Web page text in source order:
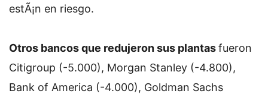
estÃ¡n en riesgo.
Otros bancos que redujeron sus plantasfueron
Citigroup (-5.000), Morgan Stanley (-4.800),
Bank of America (-4.000), Goldman Sachs